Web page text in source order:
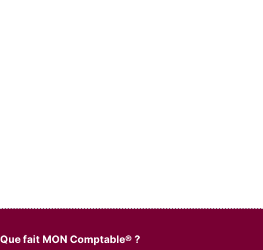
Que fait MON Comptable® ?